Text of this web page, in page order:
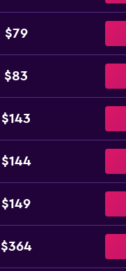
$79
$83
$143
$144
$149
$364